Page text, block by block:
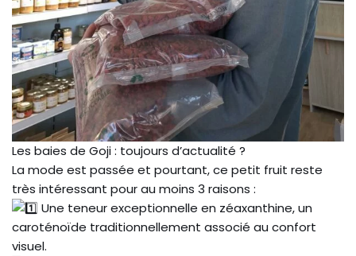
Les baies de Goji : toujours d’actualité ?
La mode est passée et pourtant, ce petit fruit reste
très intéressant pour au moins 3 raisons :
Une teneur exceptionnelle en zéaxanthine, un
caroténoïde traditionnellement associé au confort
visuel.